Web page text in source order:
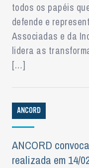
todos os papéis
defende e
Associadas e da
lidera as
[…]
ANCORD
ANCORD
realizada em 14/